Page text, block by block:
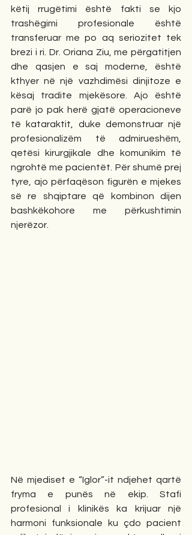
këtij rrugëtimi është fakti se kjo
trashëgimi profesionale është
transferuar me po aq seriozitet tek
brezi i ri. Dr. Oriana Ziu, me përgatitjen
dhe qasjen e saj moderne, është
kthyer në një vazhdimësi dinjitoze e
kësaj tradite mjekësore. Ajo është
parë jo pak herë gjatë operacioneve
të kataraktit, duke demonstruar një
profesionalizëm të admirueshëm,
qetësi kirurgjikale dhe komunikim të
ngrohtë me pacientët. Për shumë prej
tyre, ajo përfaqëson figurën e mjekes
së re shqiptare që kombinon dijen
bashkëkohore me përkushtimin
njerëzor.
Në mjediset e “Iglor”-it ndjehet qartë
fryma e punës në ekip. Stafi
profesional i klinikës ka krijuar një
harmoni funksionale ku çdo pacient